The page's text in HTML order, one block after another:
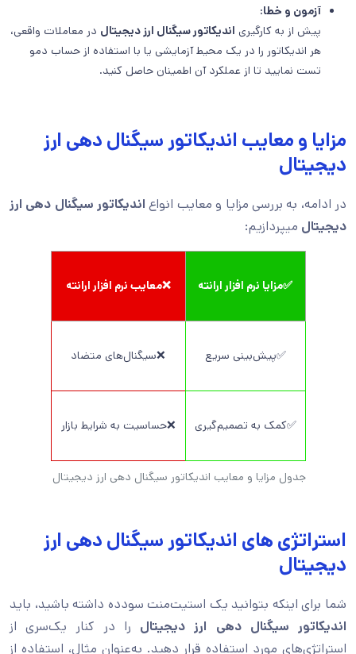
آزمون و خطا:
پیش از به کارگیری اندیکاتور سیگنال ارز‌ دیجیتال در معاملات واقعی،
هر اندیکاتور را در یک محیط آزمایشی یا با استفاده از حساب دمو
تست نمایید تا از عملکرد آن اطمینان حاصل کنید.
مزایا و معایب اندیکاتور سیگنال دهی ارز
دیجیتال
در ادامه، به بررسی مزایا و معایب انواع اندیکاتور سیگنال دهی ارز
دیجیتال میپردازیم:
جدول مزایا و معایب اندیکاتور سیگنال دهی ارز دیجیتال
✅مزایا نرم افزار ارانته ❌معایب نرم افزار ارانته
✅پیش‌بینی سریع ❌سیگنال‌های متضاد
✅کمک به تصمیم‌گیری ❌حساسیت به شرایط بازار
استراتژی های اندیکاتور سیگنال دهی ارز
دیجیتال
شما برای اینکه بتوانید یک استیت‌منت سودده داشته باشید، باید
اندیکاتور سیگنال دهی ارز دیجیتال را در کنار یک‌سری از
استراتژی‌های مورد استفاده قرار دهید. به‌عنوان مثال، استفا‌ده از